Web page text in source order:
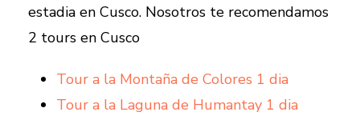
estadia en Cusco. Nosotros te recomendamos
2 tours en Cusco
Tour a la Montaña de Colores 1 dia
Tour a la Laguna de Humantay 1 dia